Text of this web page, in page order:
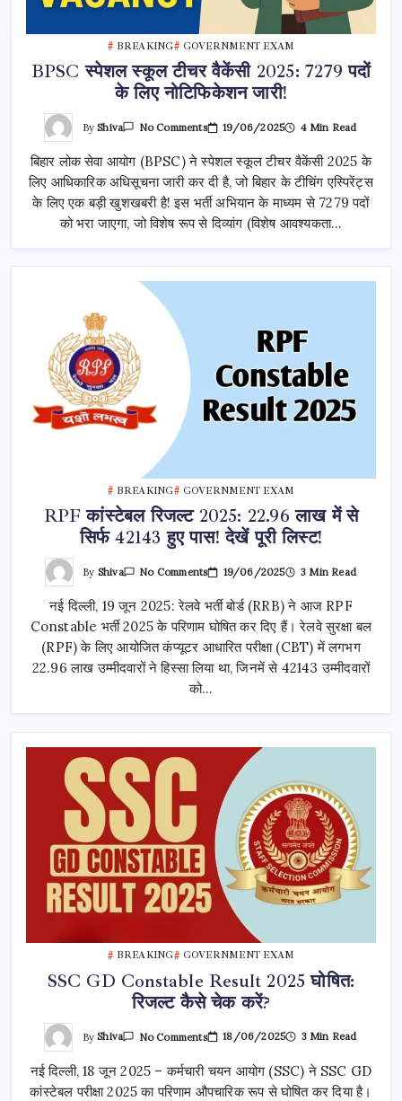
BREAKING GOVERNMENT EXAM
BPSC स्पेशल स्कूल टीचर वैकेंसी 2025: 7279 पदों
के लिए नोटिफिकेशन जारी!
ByShiva No CommentsOn
स्कूल
टीचर
वैकेंसी
2025:
7279
पदों
के
19/06/2025 4 Min Read
बिहार लोक सेवा आयोग (BPSC) ने स्पेशल स्कूल टीचर वैकेंसी 2025 के
लिए आधिकारिक अधिसूचना जारी कर दी है, जो बिहार के टीचिंग एस्पिरेंट्स
के लिए एक बड़ी खुशखबरी है! इस भर्ती अभियान के माध्यम से 7279 पदों
को भरा जाएगा, जो विशेष रूप से दिव्यांग (विशेष आवश्यकता…
BREAKING GOVERNMENT EXAM
RPF कांस्टेबल रिजल्ट 2025: 22.96 लाख में से
सिर्फ 42143 हुए पास! देखें पूरी लिस्ट!
By Shiva No CommentsOn
रिजल्ट
2025:
22.96
लाख
में
से
सिर्फ
लिस्ट!
19/06/2025 3 Min Read
नई दिल्ली, 19 जून 2025: रेलवे भर्ती बोर्ड (RRB) ने आज RPF
Constable भर्ती 2025 के परिणाम घोषित कर दिए हैं। रेलवे सुरक्षा बल
(RPF) के लिए आयोजित कंप्यूटर आधारित परीक्षा (CBT) में लगभग
22.96 लाख उम्मीदवारों ने हिस्सा लिया था, जिनमें से 42143 उम्मीदवारों
को…
BREAKING GOVERNMENT EXAM
SSC GD Constable Result 2025 घोषित:
रिजल्ट कैसे चेक करें?
ByShiva No CommentsOn
Constable
Result
2025
18/06/2025 3 Min Read
नई दिल्ली, 18 जून 2025 – कर्मचारी चयन आयोग (SSC) ने SSC GD
कांस्टेबल परीक्षा 2025 का परिणाम औपचारिक रूप से घोषित कर दिया है।